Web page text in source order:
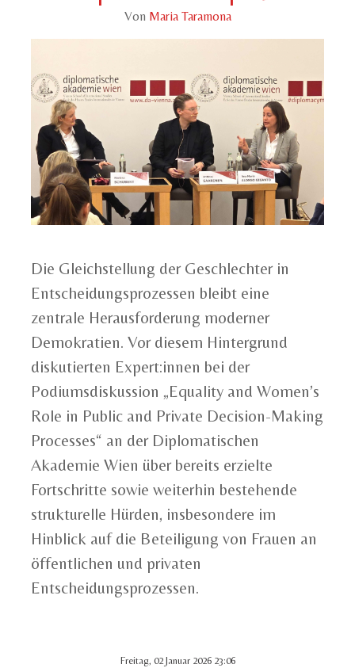
Von Maria Taramona
Die Gleichstellung der Geschlechter in
Entscheidungsprozessen bleibt eine
zentrale Herausforderung moderner
Demokratien. Vor diesem Hintergrund
diskutierten Expert:innen bei der
Podiumsdiskussion „Equality and Women’s
Role in Public and Private Decision-Making
Processes“ an der Diplomatischen
Akademie Wien über bereits erzielte
Fortschritte sowie weiterhin bestehende
strukturelle Hürden, insbesondere im
Hinblick auf die Beteiligung von Frauen an
öffentlichen und privaten
Entscheidungsprozessen.
Freitag, 02 Januar 2026 23:06